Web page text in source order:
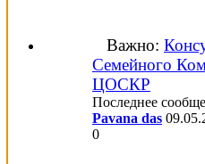
Важно:
Семейного
ЦОСКР
Последнее
Pavana das
0